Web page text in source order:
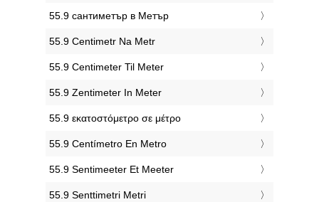
‎55.9 сантиметър в Метър
‎55.9 Centimetr Na Metr
‎55.9 Centimeter Til Meter
‎55.9 Zentimeter In Meter
‎55.9 εκατοστόμετρο σε μέτρο
‎55.9 Centímetro En Metro
‎55.9 Sentimeeter Et Meeter
‎55.9 Senttimetri Metri